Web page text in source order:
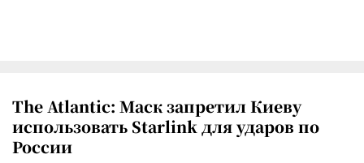
The Atlantic: Маск запретил Киеву
использовать Starlink для ударов по
России